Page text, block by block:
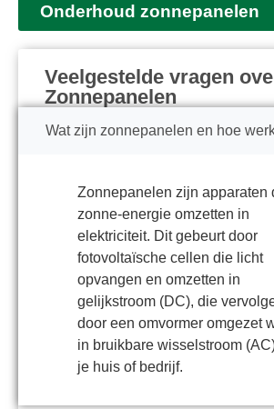
Onderhoud zonnepanelen
Veelgestelde vragen
Zonnepanelen
Wat zijn zonnepanelen en hoe
Zonnepanelen zijn apparaten
zonne-energie omzetten in
elektriciteit. Dit gebeurt door
fotovoltaïsche cellen die licht
opvangen en omzetten in
gelijkstroom (DC), die
door een omvormer omgezet
in bruikbare wisselstroom
je huis of bedrijf.